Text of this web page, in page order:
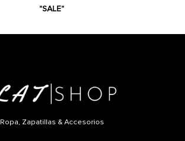
"SALE"
Ropa, Zapatillas & Accesorios